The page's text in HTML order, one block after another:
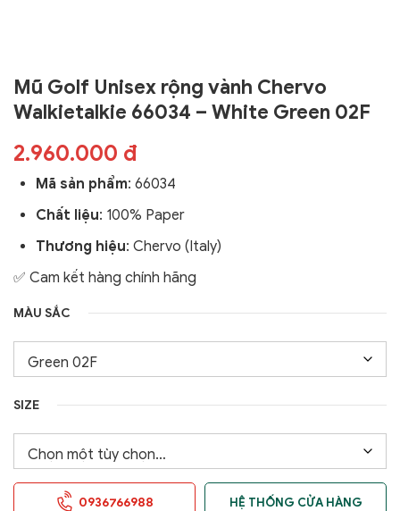
Mũ Golf Unisex rộng vành Chervo
Walkietalkie 66034 – White Green 02F
2.960.000 đ
Mã sản phẩm: 66034
Chất liệu: 100% Paper
Thương hiệu: Chervo (Italy)
✅ Cam kết hàng chính hãng
MÀU SẮC
SIZE
0936766988 HỆ THỐNG CỬA HÀNG